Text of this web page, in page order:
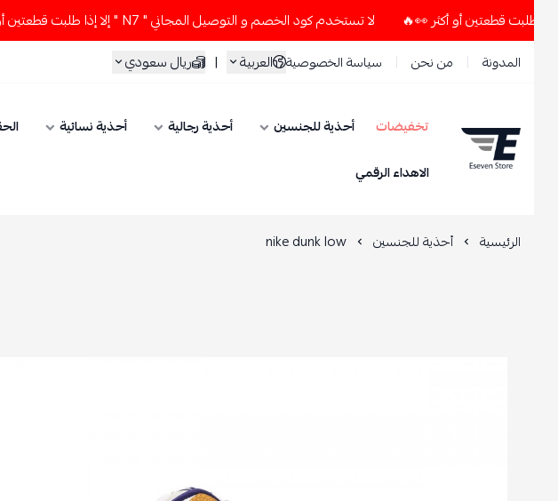
لا تستخدم كود الخصم و التوصيل المجاني " N7 " إلا إذا طلبت قطعتين أو أكثر 👀🔥
المدونة من نحن سياسة الخصوصية العربية | ريال سعودي
ESEVEN STORE
تخفيضات أحذية للجنسين أحذية رجالية أحذية نسائية الحقائب
الاهداء الرقمي
الرئيسية أحذية للجنسين nike dunk low